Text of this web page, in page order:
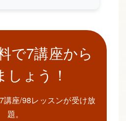
で7講座から
しょう！
講座/98レッスンが受け放
題。